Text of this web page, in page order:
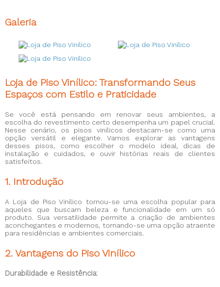
Galeria
Loja de Piso Vinílico: Transformando Seus
Espaços com Estilo e Praticidade
Se você está pensando em renovar seus ambientes, a
escolha do revestimento certo desempenha um papel crucial.
Nesse cenário, os pisos vinílicos destacam-se como uma
opção versátil e elegante. Vamos explorar as vantagens
desses pisos, como escolher o modelo ideal, dicas de
instalação e cuidados, e ouvir histórias reais de clientes
satisfeitos.
1. Introdução
A Loja de Piso Vinílico tornou-se uma escolha popular para
aqueles que buscam beleza e funcionalidade em um só
produto. Sua versatilidade permite a criação de ambientes
aconchegantes e modernos, tornando-se uma opção atraente
para residências e ambientes comerciais.
2. Vantagens do Piso Vinílico
Durabilidade e Resistência: